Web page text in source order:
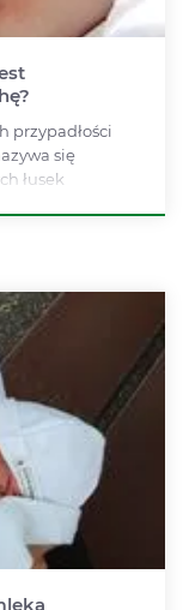
przypadłości
się
łusek
delikatnym,
na